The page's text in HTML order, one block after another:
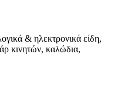
& ηλεκτρονικά είδη,
κινητών, καλώδια,